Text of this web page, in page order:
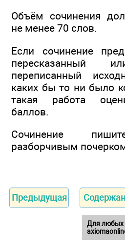
Объём сочинения
не менее 70 слов.
Если сочинение
пересказанный
переписанный
каких бы то ни было
такая работа
баллов.
Сочинение
разборчивым
Предыдущая
Для любых